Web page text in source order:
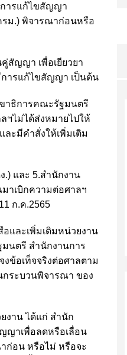
การแก้ไขสัญญา
ม.) พิจารณาก่อนหรือ
สัญญา เพื่อเยียวยา
ารแก้ไขสัญญา เป็นต้น
าธิการคณะรัฐมนตรี
ฯไม่ได้ส่งหมายไปให้
ะมีคำสั่งให้เพิ่มเติม
และ 5.สำนักงาน
าเบิกความต่อศาลฯ
ก.ค.2565
และเพิ่มเติมหน่วยงาน
นตรี สำนักงานการ
ข้อเท็จจริงต่อศาลตาม
กระบวนพิจารณา ของ
งาน ได้แก่ สำนัก
ญาเพื่อลดหรือเลื่อน
ก่อน หรือไม่ หรือจะ